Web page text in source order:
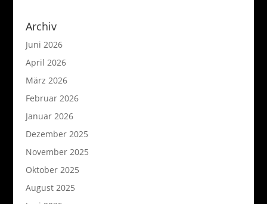
Archiv
Juni 2026
April 2026
März 2026
Februar 2026
Januar 2026
Dezember 2025
November 2025
Oktober 2025
August 2025